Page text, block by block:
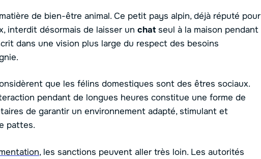
de bien-être animal. Ce petit pays alpin, déjà réputé pour
interdit désormais de laisser un chat seul à la maison pendant
dans une vision plus large du respect des besoins
que les félins domestiques sont des êtres sociaux.
pendant de longues heures constitue une forme de
de garantir un environnement adapté, stimulant et
pattes.
, les sanctions peuvent aller très loin. Les autorités